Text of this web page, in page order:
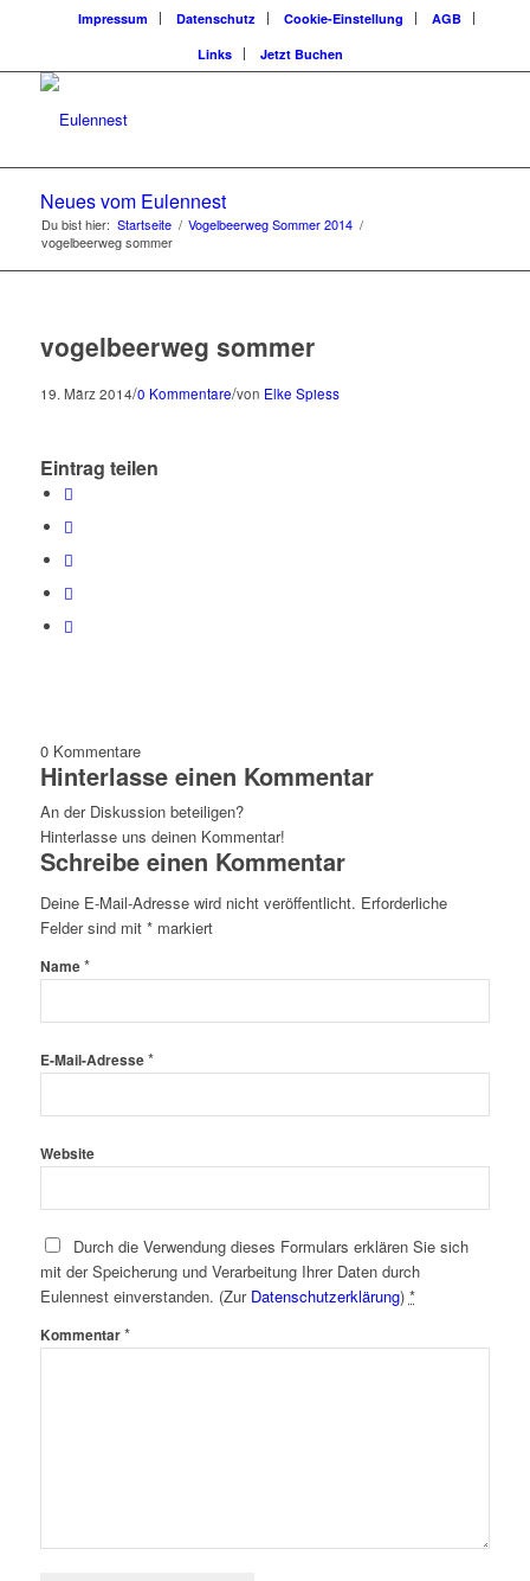
Impressum Datenschutz Cookie-Einstellung
AGB
Links
Jetzt Buchen
Neues vom Eulennest
Du bist hier: Startseite / Vogelbeerweg Sommer 2014 /
vogelbeerweg sommer
vogelbeerweg sommer
19. März 2014/0 Kommentare/von Elke Spiess
Eintrag teilen
0 Kommentare
Hinterlasse einen Kommentar
An der Diskussion beteiligen?
Hinterlasse uns deinen Kommentar!
Schreibe einen Kommentar
Deine E-Mail-Adresse wird nicht veröffentlicht. Erforderliche
Felder sind mit *markiert
Name*
E-Mail-Adresse*
Website
Durch die Verwendung dieses Formulars erklären Sie sich
mit der Speicherung und Verarbeitung Ihrer Daten durch
Eulennest einverstanden. (Zur Datenschutzerklärung) *
Kommentar*